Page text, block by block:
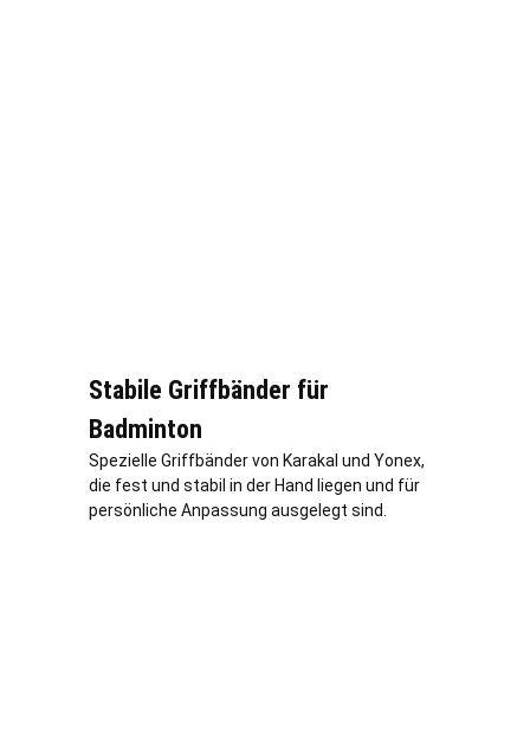
Stabile Griffbänder für
Badminton
Spezielle Griffbänder von Karakal und Yonex,
die fest und stabil in der Hand liegen und für
persönliche Anpassung ausgelegt sind.